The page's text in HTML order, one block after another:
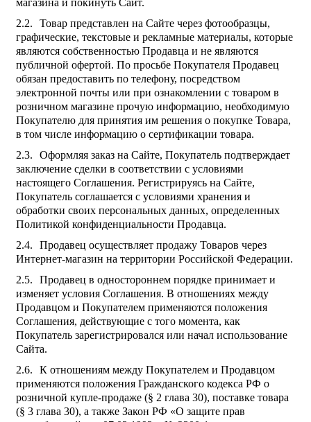
Товар представлен на Сайте через фотообразцы,
графические, текстовые и рекламные материалы, которые
являются собственностью Продавца и не являются
публичной офертой. По просьбе Покупателя Продавец
обязан предоставить по телефону, посредством
электронной почты или при ознакомлении с товаром в
розничном магазине прочую информацию, необходимую
Покупателю для принятия им решения о покупке Товара,
в том числе информацию о сертификации товара.
Оформляя заказ на Сайте, Покупатель подтверждает
заключение сделки в соответствии с условиями
настоящего Соглашения. Регистрируясь на Сайте,
Покупатель соглашается с условиями хранения и
обработки своих персональных данных, определенных
Политикой конфиденциальности Продавца.
Продавец осуществляет продажу Товаров через
Интернет-магазин на территории Российской Федерации.
Продавец в одностороннем порядке принимает и
изменяет условия Соглашения. В отношениях между
Продавцом и Покупателем применяются положения
Соглашения, действующие с того момента, как
Покупатель зарегистрировался или начал использование
Сайта.
К отношениям между Покупателем и Продавцом
применяются положения Гражданского кодекса РФ о
розничной купле-продаже (§ 2 глава 30), поставке товара
(§ 3 глава 30), а также Закон РФ «О защите прав